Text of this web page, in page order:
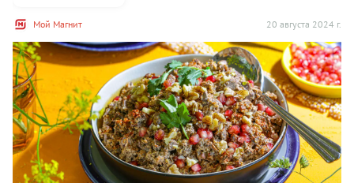
Мой Магнит 20 августа 2024 г.